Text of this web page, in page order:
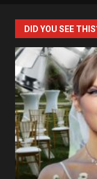
DID YOU SEE